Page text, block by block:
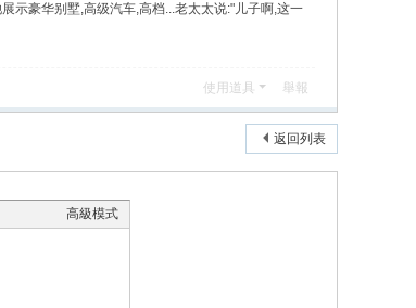
示豪华别墅,高级汽车,高档...老太太说:"儿子啊,这一
使用道具 舉報
返回列表
高級模式